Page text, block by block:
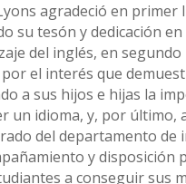
agradeció en primer
su tesón y dedicación en
del inglés, en segundo
el interés que
a sus hijos e hijas la
un idioma, y, por último,
del departamento de
y disposición
a conseguir sus